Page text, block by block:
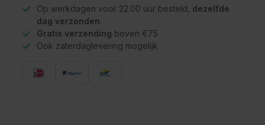
Op werkdagen voor 22.00 uur besteld, dezelfde
dag verzonden
Gratis verzending boven €75
Ook zaterdaglevering mogelijk